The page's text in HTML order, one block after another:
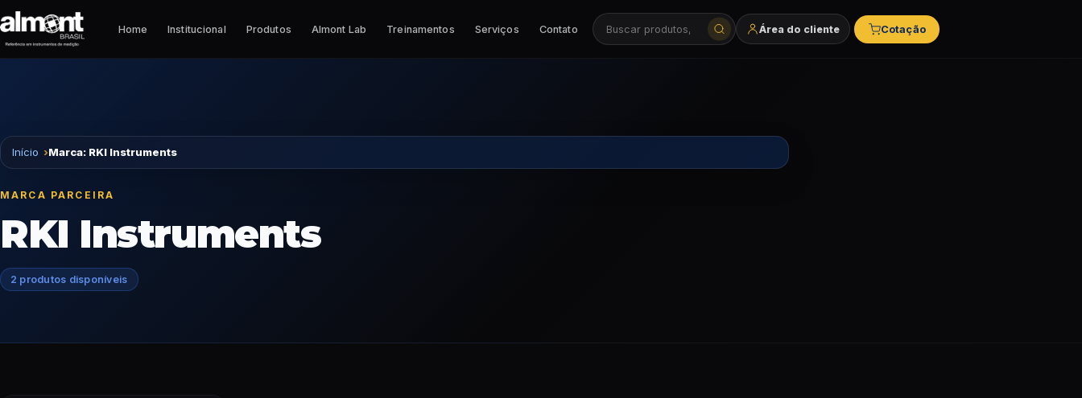
Pular para o conteúdo
Home Institucional Produtos Almont Lab Treinamentos Serviços Contato
Buscar produtos, categorias e marcas
Área do cliente Cotação
Início Marca: RKI Instruments
MARCA PARCEIRA
RKI Instruments
2 produtos disponíveis